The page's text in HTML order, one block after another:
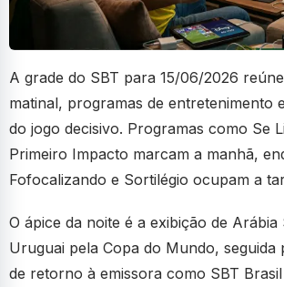
A grade do SBT para 15/06/2026
matinal, programas de entretenimento
do jogo decisivo. Programas como Se
Primeiro Impacto marcam a manhã,
Fofocalizando e Sortilégio ocupam a
O ápice da noite é a exibição de Arábia
Uruguai pela Copa do Mundo, seguida
de retorno à emissora como SBT